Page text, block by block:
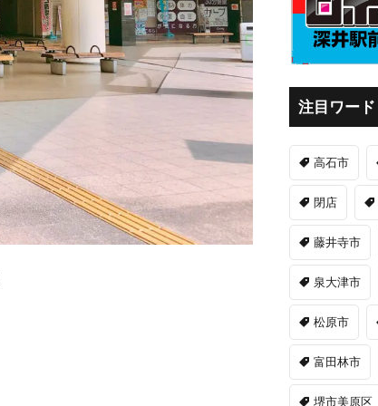
注目ワード
高石市
閉店
藤井寺市
泉大津市
松原市
富田林市
堺市美原区